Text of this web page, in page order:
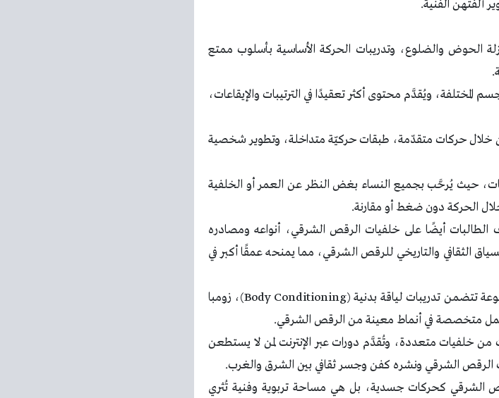
ألفتهن الفنية.
الحوض والضلوع، وتدريبات الحركة الأساسية بأسلوب ممتع
المختلفة، ويُقدَّم محتوى أكثر تعقيدًا في الترتيبات والإيقاعات،
من خلال حركات متقدّمة، طبقات حركيّة متداخلة، وتطوير شخصية
حيث يُرحَّب بجميع النساء بغض النظر عن العمر أو الخلفية
الحركة دون ضغط أو مقارنة.
أيضًا على خلفيات الرقص الشرقي، أنواعه ومصادره
الثقافي والتاريخي للرقص الشرقي، مما يمنحه عمقًا أكبر في
المدرسة ليست جامدة في منهجها، بل توفر تدريبات متنوعة تتضمن تدريبات لياقة بدنية (Body Conditioning)، زومبا
عمل متخصصة في أنماط معينة من الرقص الشرقي.
من خلفيات متعددة، وتُقدَّم دورات عبر الإنترنت لمن لا يستطعن
الرقص الشرقي ونشره كفن وجسر ثقافي بين الشرق والغرب.
كحركات جسدية، بل هي مساحة تربوية وفنية تُثري